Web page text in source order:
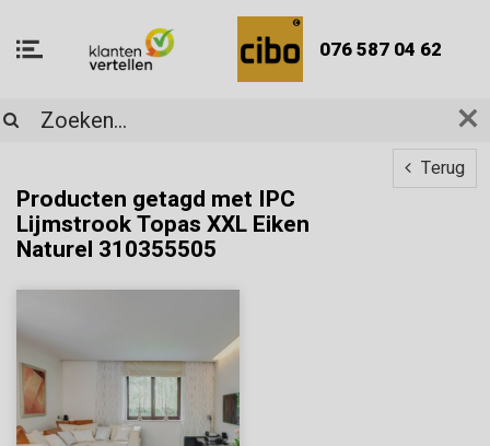
076 587 04 62
Terug
Producten getagd met IPC
Lijmstrook Topas XXL Eiken
Naturel 310355505